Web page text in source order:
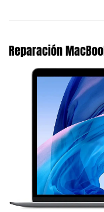
Reparación